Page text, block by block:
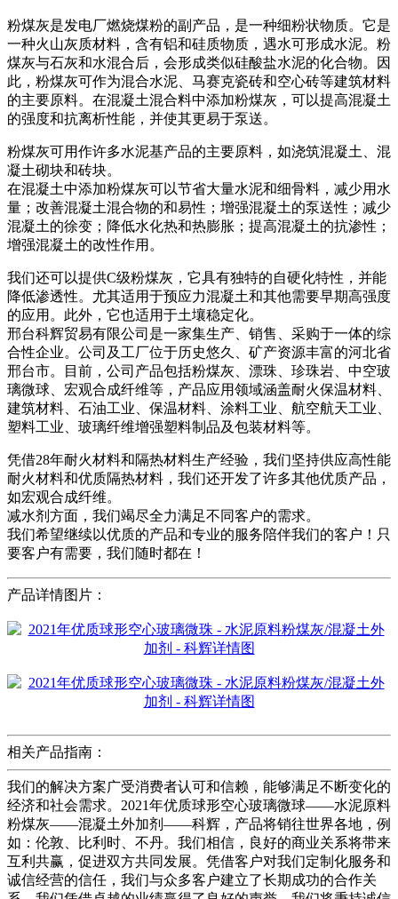
粉煤灰是发电厂燃烧煤粉的副产品，是一种细粉状物质。它是
一种火山灰质材料，含有铝和硅质物质，遇水可形成水泥。粉
煤灰与石灰和水混合后，会形成类似硅酸盐水泥的化合物。因
此，粉煤灰可作为混合水泥、马赛克瓷砖和空心砖等建筑材料
的主要原料。在混凝土混合料中添加粉煤灰，可以提高混凝土
的强度和抗离析性能，并使其更易于泵送。
粉煤灰可用作许多水泥基产品的主要原料，如浇筑混凝土、混
凝土砌块和砖块。
在混凝土中添加粉煤灰可以节省大量水泥和细骨料，减少用水
量；改善混凝土混合物的和易性；增强混凝土的泵送性；减少
混凝土的徐变；降低水化热和热膨胀；提高混凝土的抗渗性；
增强混凝土的改性作用。
我们还可以提供C级粉煤灰，它具有独特的自硬化特性，并能
降低渗透性。尤其适用于预应力混凝土和其他需要早期高强度
的应用。此外，它也适用于土壤稳定化。
邢台科辉贸易有限公司是一家集生产、销售、采购于一体的综
合性企业。公司及工厂位于历史悠久、矿产资源丰富的河北省
邢台市。目前，公司产品包括粉煤灰、漂珠、珍珠岩、中空玻
璃微球、宏观合成纤维等，产品应用领域涵盖耐火保温材料、
建筑材料、石油工业、保温材料、涂料工业、航空航天工业、
塑料工业、玻璃纤维增​​强塑料制品及包装材料等。
凭借28年耐火材料和隔热材料生产经验，我们坚持供应高性能
耐火材料和优质隔热材料，我们还开发了许多其他优质产品，
如宏观合成纤维。
减水剂方面，我们竭尽全力满足不同客户的需求。
我们希望继续以优质的产品和专业的服务陪伴我们的客户！只
要客户有需要，我们随时都在！
产品详情图片：
相关产品指南：
我们的解决方案广受消费者认可和信赖，能够满足不断变化的
经济和社会需求。2021年优质球形空心玻璃微球——水泥原料
粉煤灰——混凝土外加剂——科辉，产品将销往世界各地，例
如：伦敦、比利时、不丹。我们相信，良好的商业关系将带来
互利共赢，促进双方共同发展。凭借客户对我们定制化服务和
诚信经营的信任，我们与众多客户建立了长期成功的合作关